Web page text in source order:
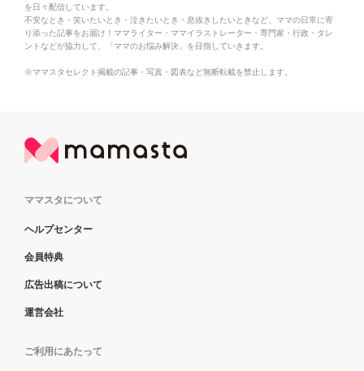
を日々配信しています。
不安なとき・笑いたいとき・泣きたいとき・息抜きしたいときなど、ママの日常に寄
り添った記事をお届け！ママライター・ママイラストレーター・専門家・行政・タレ
ントなどが協力して、「ママのお悩み解決」を目指していきます。
※ママスタセレクト掲載の記事・写真・図表など無断転載を禁止します。
ママスタについて
ヘルプセンター
会員特典
広告出稿について
運営会社
ご利用にあたって